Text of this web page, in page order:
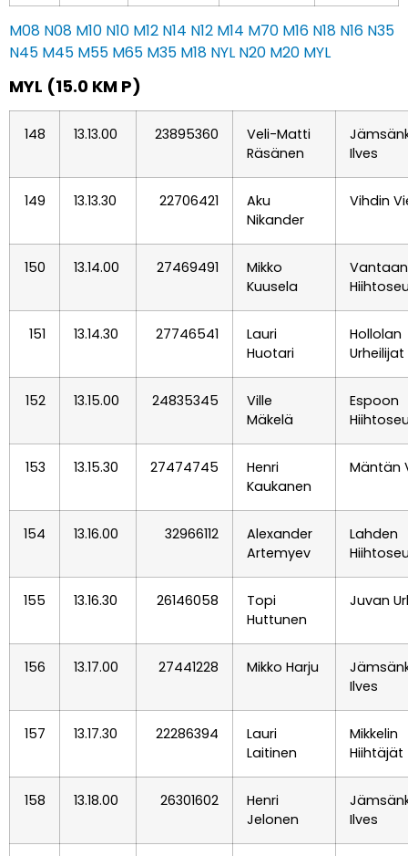
M08 N08 M10 N10 M12 N14 N12 M14 M70 M16 N18 N16 N35
N45 M45 M55 M65 M35 M18 NYL N20 M20 MYL
MYL (15.0 KM P)
148 13.13.00 23895360
Veli-Matti
Räsänen
Ilves
149 13.13.30 22706421
Aku
Nikander
Vihdin
150 13.14.00 27469491
Mikko
Kuusela
Vantaan
151 13.14.30 27746541
Lauri
Huotari
Hollolan
152 13.15.00 24835345
Ville
Mäkelä
Espoon
153 13.15.30 27474745
Henri
Kaukanen
Mäntän
154 13.16.00 32966112
Alexander
Artemyev
Lahden
155 13.16.30 26146058
Topi
Huttunen
Juvan
156 13.17.00 27441228 Mikko Harju
Ilves
157 13.17.30 22286394
Lauri
Laitinen
Mikkelin
Hiihtäjät
158 13.18.00 26301602
Henri
Jelonen
Ilves